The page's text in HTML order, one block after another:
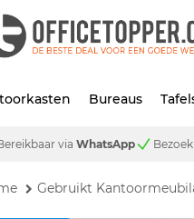
Bureaus
via WhatsApp
Gebruikt